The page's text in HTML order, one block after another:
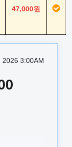
47,000원
2026 3:00AM